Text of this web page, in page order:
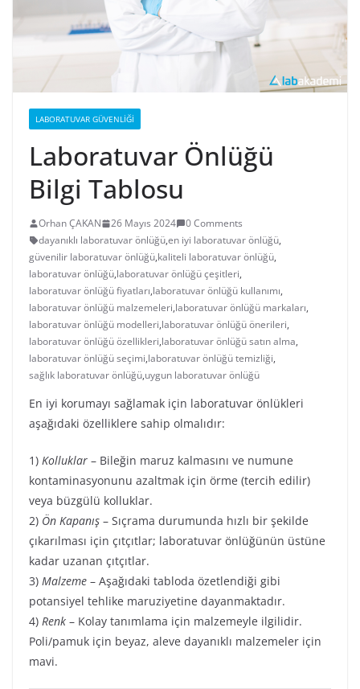
LABORATUVAR GÜVENLIĞI
Laboratuvar Önlüğü
Bilgi Tablosu
Orhan ÇAKAN 26 Mayıs 2024
0 Comments
dayanıklı laboratuvar önlüğü,en iyi laboratuvar önlüğü,
güvenilir laboratuvar önlüğü,kaliteli laboratuvar önlüğü,
laboratuvar önlüğü,laboratuvar önlüğü çeşitleri,
laboratuvar önlüğü fiyatları,laboratuvar önlüğü kullanımı,
laboratuvar önlüğü malzemeleri,laboratuvar önlüğü markaları,
laboratuvar önlüğü modelleri,laboratuvar önlüğü önerileri,
laboratuvar önlüğü özellikleri,laboratuvar önlüğü satın alma,
laboratuvar önlüğü seçimi,laboratuvar önlüğü temizliği,
sağlık laboratuvar önlüğü,uygun laboratuvar önlüğü
En iyi korumayı sağlamak için laboratuvar önlükleri
aşağıdaki özelliklere sahip olmalıdır:
1) Kolluklar – Bileğin maruz kalmasını ve numune
kontaminasyonunu azaltmak için örme (tercih edilir)
veya büzgülü kolluklar.
2) Ön Kapanış – Sıçrama durumunda hızlı bir şekilde
çıkarılması için çıtçıtlar; laboratuvar önlüğünün üstüne
kadar uzanan çıtçıtlar.
3) Malzeme – Aşağıdaki tabloda özetlendiği gibi
potansiyel tehlike maruziyetine dayanmaktadır.
4) Renk – Kolay tanımlama için malzemeyle ilgilidir.
Poli/pamuk için beyaz, aleve dayanıklı malzemeler için
mavi.